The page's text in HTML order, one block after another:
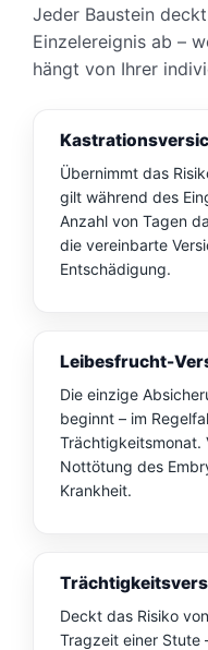
Jeder Baustein
Einzelereignis ab –
hängt von Ihrer
Übernimmt das
gilt während des
Anzahl von Tagen
die vereinbarte
Entschädigung.
Leibesfrucht-
Die einzige
beginnt – im
Trächtigkeitsmonat.
Nottötung des
Krankheit.
Deckt das Risiko
Tragzeit einer Stute